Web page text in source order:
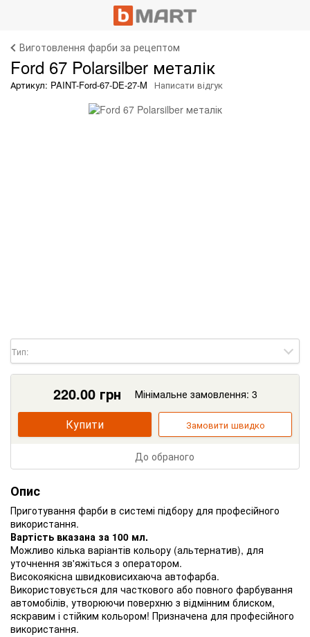
Виготовлення фарби за рецептом
Ford 67 Polarsilber металік
Артикул: PAINT-Ford-67-DE-27-M Написати відгук
Тип:
220.00грн Мінімальне замовлення: 3
Купити Замовити швидко
До обраного
Опис
Приготування фарби в системі підбору для професійного
використання.
Вартість вказана за 100 мл.
Можливо кілька варіантів кольору (альтернатив), для
уточнення зв'яжіться з оператором.
Високоякісна швидковисихаюча автофарба.
Використовується для часткового або повного фарбування
автомобілів, утворюючи поверхню з відмінним блиском,
яскравим і стійким кольором! Призначена для професійного
використання.